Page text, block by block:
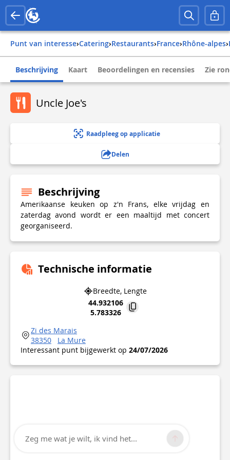
Punt van interesse› Catering› Restaurants› france› rhône-alpes›
Beschrijving Kaart Beoordelingen en recensies Zie
Uncle Joe's
Raadpleeg op applicatie
Delen
Beschrijving
Amerikaanse keuken op z'n Frans, elke vrijdag en
zaterdag avond wordt er een maaltijd met concert
georganiseerd.
Technische informatie
Breedte, Lengte
44.932106
5.783326
Zi des Marais
38350
La Mure
Interessant punt bijgewerkt op 24/07/2026
Zeg me wat je wilt, ik vind het...